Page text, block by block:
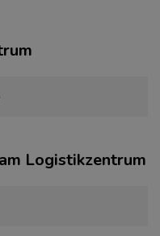
Logistikzentrum